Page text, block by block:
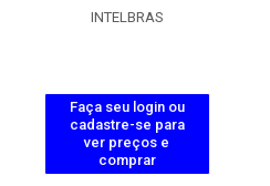
INTELBRAS
Faça seu login ou
cadastre-se para
ver preços e
comprar